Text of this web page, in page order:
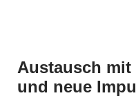
Austausch mit
und neue